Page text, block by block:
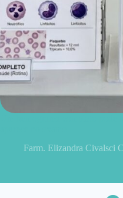
Farm. Elizandra Civalsci